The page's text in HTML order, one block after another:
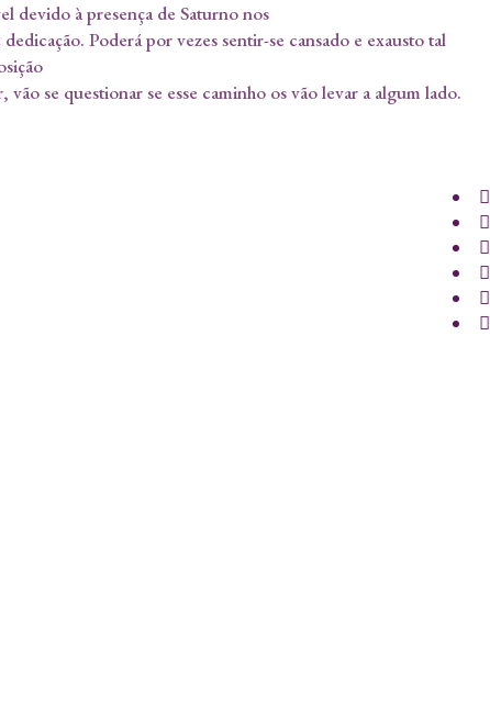
devido à presença de Saturno nos
Poderá por vezes sentir-se cansado e exausto tal
se questionar se esse caminho os vão levar a algum lado.